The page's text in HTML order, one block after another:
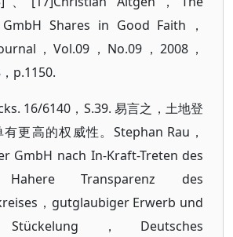
Shares in Good Faith，
，Vol.09，No.09，2008，
p.1150.
16/6140，S.39. 易言之，土地登
更高的权威性。Stephan Rau，
GmbH nach In-Kraft-Treten des
Transparenz des
，gutglaubiger Erwerb und
Stückelung，Deutsches